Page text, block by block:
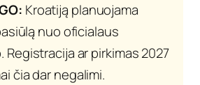
Kroatiją planuojama
nuo oficialaus
Registracija ar pirkimas 2027
čia dar negalimi.